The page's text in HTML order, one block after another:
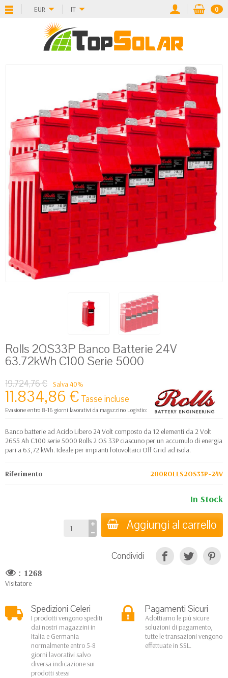
EUR IT 0
Rolls 2OS33P Banco Batterie 24V
63.72kWh C100 Serie 5000
19.724,76 € Salva 40%
11.834,86 € Tasse incluse
Evasione entro 8-16 giorni lavorativi da magazzino Logistico Europa
Banco batterie ad Acido Libero 24 Volt composto da 12 elementi da 2 Volt
2655 Ah C100 serie 5000 Rolls 2 OS 33P ciascuno per un accumulo di energia
pari a 63,72 kWh. Ideale per impianti fotovoltaici Off Grid ad isola.
Riferimento 200ROLLS2OS33P-24V
In Stock
Aggiungi al carrello
Condividi
: 1268
Visitatore
Spedizioni Celeri
I prodotti vengono spediti
dai nostri magazzini in
Italia e Germania
normalmente entro 5-8
giorni lavorativi salvo
diversa indicazione sui
prodotti stessi
Pagamenti Sicuri
Adottiamo le più sicure
soluzioni di pagamento,
tutte le transazioni vengono
effettuate in SSL.